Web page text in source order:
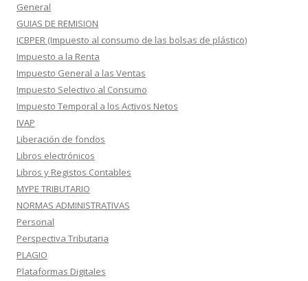
General
GUIAS DE REMISION
ICBPER (Impuesto al consumo de las bolsas de plástico)
Impuesto a la Renta
Impuesto General a las Ventas
Impuesto Selectivo al Consumo
Impuesto Temporal a los Activos Netos
IVAP
Liberación de fondos
Libros electrónicos
Libros y Registos Contables
MYPE TRIBUTARIO
NORMAS ADMINISTRATIVAS
Personal
Perspectiva Tributaria
PLAGIO
Plataformas Digitales